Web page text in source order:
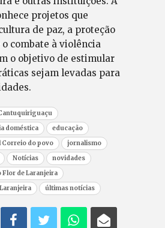
projetos que
de paz, a proteção
combate à violência
o objetivo de estimular
sejam levadas para
doméstica
educação
Correio do povo
jornalismo
Notícias
novidades
Flor de Laranjeira
últimas notícias